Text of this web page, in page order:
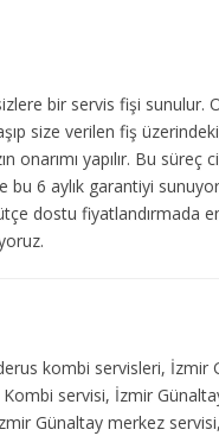
bir servis fişi sunulur.
size verilen fiş
onarımı yapılır. Bu
6 aylık garantiyi
dostu fiyatlandırmada
kombi servisleri,
servisi, İzmir
Günaltay merkez